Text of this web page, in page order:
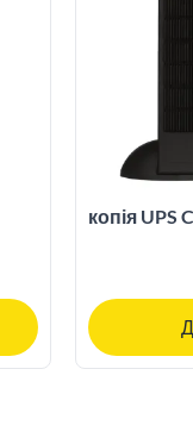
копія UPS